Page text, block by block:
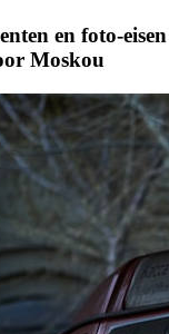
en foto-
Moskou